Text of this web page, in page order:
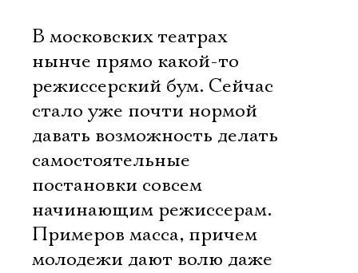
В московских театрах
нынче прямо какой-то
режиссерский бум. Сейчас
стало уже почти нормой
давать возможность делать
самостоятельные
постановки совсем
начинающим режиссерам.
Примеров масса, причем
молодежи дают волю даже